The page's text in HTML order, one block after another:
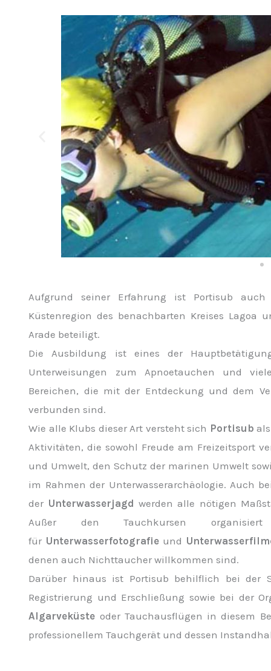
Aufgrund seiner Erfahrung ist Portisub
Küstenregion des benachbarten Kreises Lagoa
Arade beteiligt.
Die Ausbildung ist eines der
Unterweisungen zum Apnoetauchen und
Bereichen, die mit der Entdeckung und dem
verbunden sind.
Wie alle Klubs dieser Art versteht sich Portisub
Aktivitäten, die sowohl Freude am Freizeitsport
und Umwelt, den Schutz der marinen Umwelt
im Rahmen der Unterwasserarchäologie. Auch
der Unterwasserjagd werden alle nötigen
Außer den Tauchkursen
für Unterwasserfotografieund
denen auch Nichttaucher willkommen sind.
Darüber hinaus ist Portisub behilflich bei der
Registrierung und Erschließung sowie bei der
Algarveküste oder Tauchausflügen in diesem
professionellem Tauchgerät und dessen